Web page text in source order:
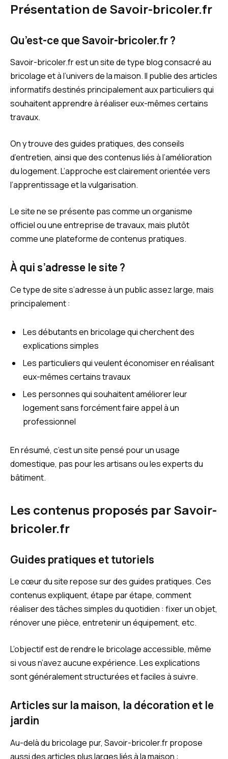
Présentation de Savoir-bricoler.fr
Qu’est-ce que Savoir-bricoler.fr ?
Savoir-bricoler.fr est un site de type blog consacré au
bricolage et à l’univers de la maison. Il publie des articles
informatifs destinés principalement aux particuliers qui
souhaitent apprendre à réaliser eux-mêmes certains
travaux.
On y trouve des guides pratiques, des conseils
d’entretien, ainsi que des contenus liés à l’amélioration
du logement. L’approche est clairement orientée vers
l’apprentissage et la vulgarisation.
Le site ne se présente pas comme un organisme
officiel ou une entreprise de travaux, mais plutôt
comme une plateforme de contenus pratiques.
À qui s’adresse le site ?
Ce type de site s’adresse à un public assez large, mais
principalement :
Les débutants en bricolage qui cherchent des
explications simples
Les particuliers qui veulent économiser en réalisant
eux-mêmes certains travaux
Les personnes qui souhaitent améliorer leur
logement sans forcément faire appel à un
professionnel
En résumé, c’est un site pensé pour un usage
domestique, pas pour les artisans ou les experts du
bâtiment.
Les contenus proposés par Savoir-
bricoler.fr
Guides pratiques et tutoriels
Le cœur du site repose sur des guides pratiques. Ces
contenus expliquent, étape par étape, comment
réaliser des tâches simples du quotidien : fixer un objet,
rénover une pièce, entretenir un équipement, etc.
L’objectif est de rendre le bricolage accessible, même
si vous n’avez aucune expérience. Les explications
sont généralement structurées et faciles à suivre.
Articles sur la maison, la décoration et le
jardin
Au-delà du bricolage pur, Savoir-bricoler.fr propose
aussi des articles plus larges liés à la maison :